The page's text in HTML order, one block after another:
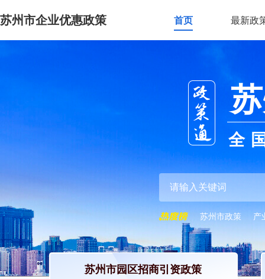
苏州市企业优惠政策 首页 最新政
全
苏州市政策 产
苏州市园区招商引资政策